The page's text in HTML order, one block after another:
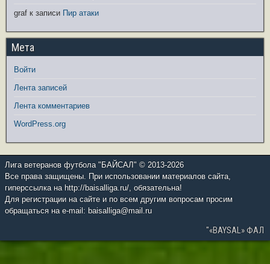
graf к записи Пир атаки
Мета
Войти
Лента записей
Лента комментариев
WordPress.org
Лига ветеранов футбола "БАЙСАЛ" © 2013-2026
Все права защищены. При использовании материалов сайта,
гиперссылка на http://baisalliga.ru/, обязательна!
Для регистрации на сайте и по всем другим вопросам просим
обращаться на e-mail: baisalliga@mail.ru
"«BAYSAL» ФАЛ